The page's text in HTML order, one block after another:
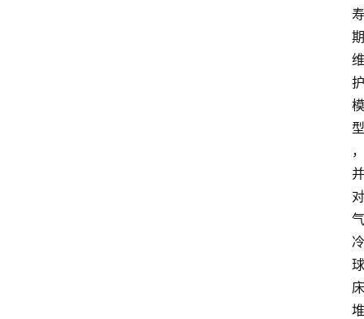
寿
期
维
护
模
型
，
并
对
气
冷
球
床
堆